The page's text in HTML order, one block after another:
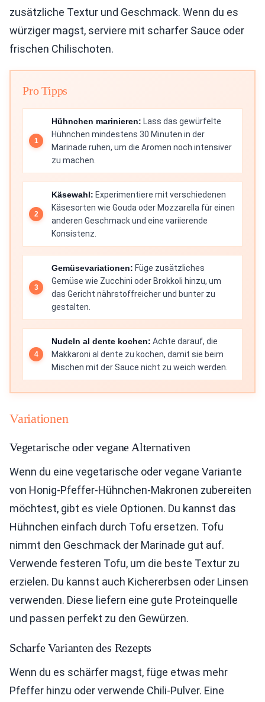
zusätzliche Textur und Geschmack. Wenn du es
würziger magst, serviere mit scharfer Sauce oder
frischen Chilischoten.
Pro Tipps
Hühnchen marinieren: Lass das gewürfelte
Hühnchen mindestens 30 Minuten in der
Marinade ruhen, um die Aromen noch intensiver
zu machen.
Käsewahl: Experimentiere mit verschiedenen
Käsesorten wie Gouda oder Mozzarella für einen
anderen Geschmack und eine variierende
Konsistenz.
Gemüsevariationen: Füge zusätzliches
Gemüse wie Zucchini oder Brokkoli hinzu, um
das Gericht nährstoffreicher und bunter zu
gestalten.
Nudeln al dente kochen: Achte darauf, die
Makkaroni al dente zu kochen, damit sie beim
Mischen mit der Sauce nicht zu weich werden.
Variationen
Vegetarische oder vegane Alternativen
Wenn du eine vegetarische oder vegane Variante
von Honig-Pfeffer-Hühnchen-Makronen zubereiten
möchtest, gibt es viele Optionen. Du kannst das
Hühnchen einfach durch Tofu ersetzen. Tofu
nimmt den Geschmack der Marinade gut auf.
Verwende festeren Tofu, um die beste Textur zu
erzielen. Du kannst auch Kichererbsen oder Linsen
verwenden. Diese liefern eine gute Proteinquelle
und passen perfekt zu den Gewürzen.
Scharfe Varianten des Rezepts
Wenn du es schärfer magst, füge etwas mehr
Pfeffer hinzu oder verwende Chili-Pulver. Eine